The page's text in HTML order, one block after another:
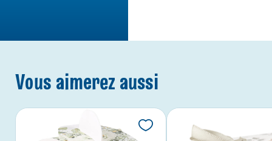
Vous aimerez aussi